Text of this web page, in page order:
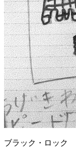
ブラック・ロック